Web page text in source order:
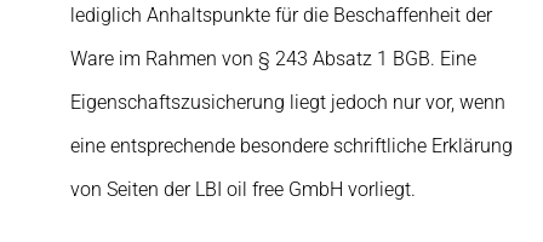
lediglich Anhaltspunkte für die Beschaffenheit der
Ware im Rahmen von § 243 Absatz 1 BGB. Eine
Eigenschaftszusicherung liegt jedoch nur vor, wenn
eine entsprechende besondere schriftliche Erklärung
von Seiten der LBI oil free GmbH vorliegt.